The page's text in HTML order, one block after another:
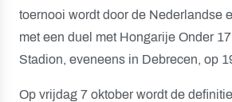
toernooi wordt door de Nederlandse
met een duel met Hongarije Onder
Stadion, eveneens in Debrecen, op
Op vrijdag 7 oktober wordt de